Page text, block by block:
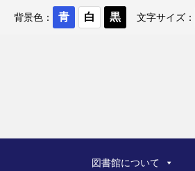
図書館について
背景色： 文字サイズ：